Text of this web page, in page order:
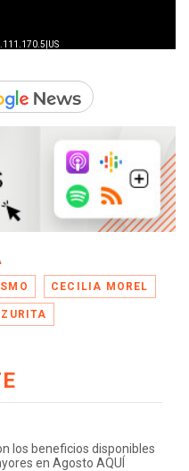
CECILIA MOREL
los beneficios disponibles
en Agosto AQUÍ